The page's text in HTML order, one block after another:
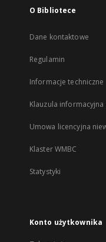
O Bibliotece
Dane kontaktowe
Regulamin
Informacje techniczne
Klauzula informacyjna
Umowa licencyjna
Klaster WMBC
Statystyki
Konto użytkownika